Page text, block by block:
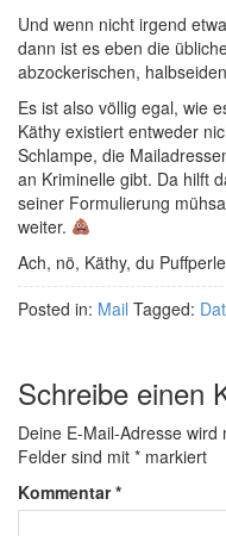
Und wenn nicht irgend
dann ist es eben die
abzockerischen,
Es ist also völlig egal, wie
Käthy existiert entweder
Schlampe, die
an Kriminelle gibt. Da hilft
seiner Formulierung
weiter.
Ach, nö, Käthy, du
Posted in: Mail Tagged:
Schreibe einen
Deine E-Mail-Adresse wird
Felder sind mit * markiert
Kommentar*